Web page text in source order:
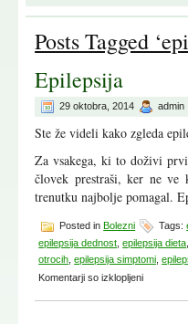
Posts Tagged
Epilepsija
29 oktobra, 2014 admin
Ste že videli kako zgleda
Za vsakega, ki to doživi
človek prestraši, ker ne
trenutku najbolje pomagal.
Posted inBolezni Tags:
epilepsija dednost ,epilepsija dieta
otrocih ,epilepsija simptomi ,
Komentarji so izklopljeniza